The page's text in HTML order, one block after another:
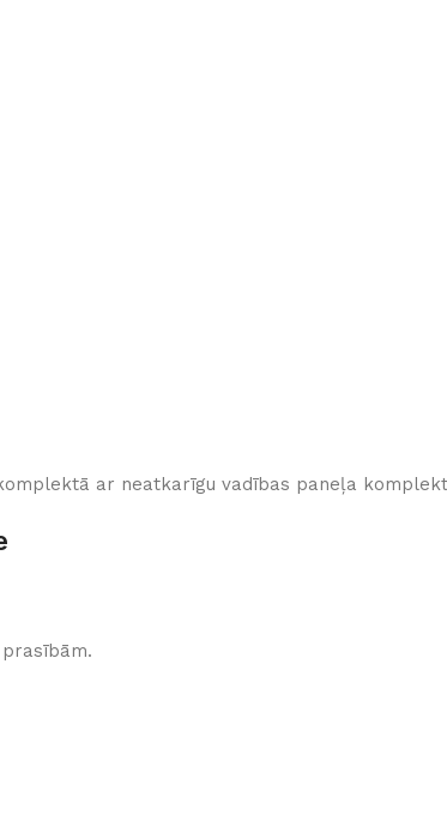
ar neatkarīgu vadības paneļa